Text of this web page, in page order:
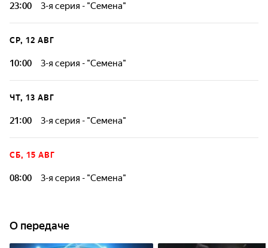
23:00 3-я серия - "Семена"
СР, 12 АВГ
10:00 3-я серия - "Семена"
ЧТ, 13 АВГ
21:00 3-я серия - "Семена"
СБ, 15 АВГ
08:00 3-я серия - "Семена"
О передаче